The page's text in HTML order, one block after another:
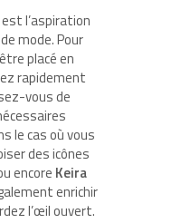
l’aspiration
mode. Pour
placé en
rapidement
vous de
le cas où vous
des icônes
encore Keira
enrichir
l’œil ouvert.